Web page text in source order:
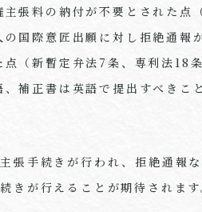
張料の納付が不要とされた点
国際意匠出願に対し拒絶通報
（新暫定弁法7条、専利法18条
補正書は英語で提出すべきこ
張手続きが行われ、拒絶通報
きが行えることが期待されます